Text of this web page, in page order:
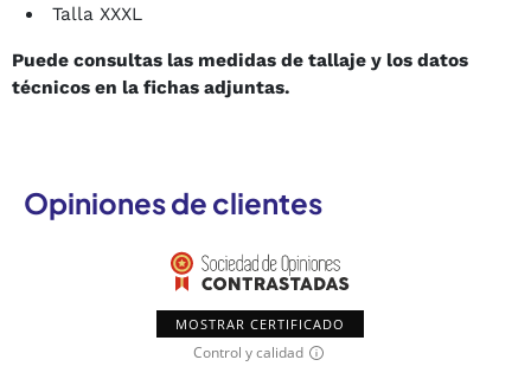
Talla XXXL
Puede consultas las medidas de tallaje y los datos
técnicos en la fichas adjuntas.
Opiniones de clientes
MOSTRAR CERTIFICADO
Control y calidad